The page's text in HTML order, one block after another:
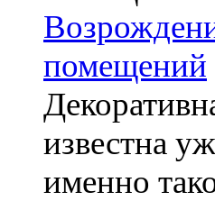
помещений
известна
именно